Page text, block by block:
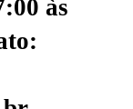
às